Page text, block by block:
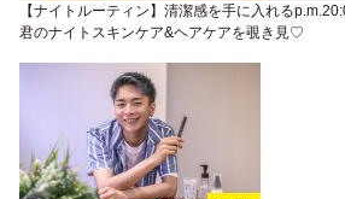
【ナイトルーティン】清潔感を手に入れる
君のナイトスキンケア&ヘアケアを覗き見♡